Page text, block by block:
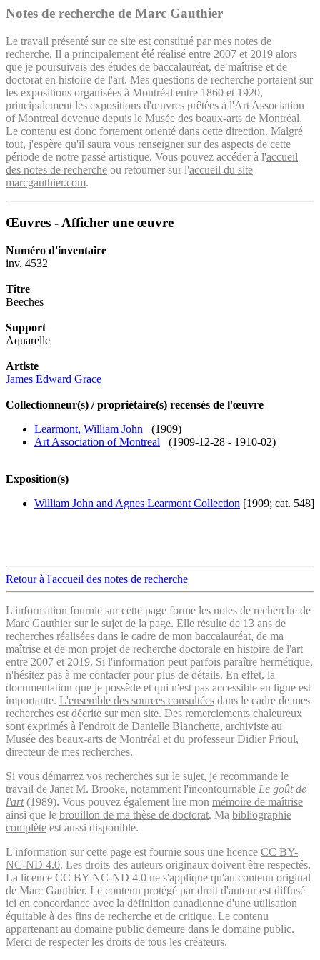
Notes de recherche de Marc Gauthier
Le travail présenté sur ce site est constitué par mes notes de
recherche. Il a principalement été réalisé entre 2007 et 2019 alors
que je poursuivais des études de baccalauréat, de maîtrise et de
doctorat en histoire de l'art. Mes questions de recherche portaient sur
les expositions organisées à Montréal entre 1860 et 1920,
principalement les expositions d'œuvres prêtées à l'Art Association
of Montreal devenue depuis le Musée des beaux-arts de Montréal.
Le contenu est donc fortement orienté dans cette direction. Malgré
tout, j'espère qu'il saura vous renseigner sur des aspects de cette
période de notre passé artistique. Vous pouvez accéder à l'accueil
des notes de recherche ou retourner sur l'accueil du site
marcgauthier.com.
Œuvres - Afficher une œuvre
Numéro d'inventaire
inv. 4532
Titre
Beeches
Support
Aquarelle
Artiste
James Edward Grace
Collectionneur(s) / propriétaire(s) recensés de l'œuvre
Learmont, William John (1909)
Art Association of Montreal (1909-12-28 - 1910-02)
Exposition(s)
William John and Agnes Learmont Collection [1909; cat. 548]
Retour à l'accueil des notes de recherche
L'information fournie sur cette page forme les notes de recherche de
Marc Gauthier sur le sujet de la page. Elle résulte de 13 ans de
recherches réalisées dans le cadre de mon baccalauréat, de ma
maîtrise et de mon projet de recherche doctorale en histoire de l'art
entre 2007 et 2019. Si l'information peut parfois paraître hermétique,
n'hésitez pas à me contacter pour plus de détails. En effet, la
documentation que je possède et qui n'est pas accessible en ligne est
importante. L'ensemble des sources consultées dans le cadre de mes
recherches est décrite sur mon site. Des remerciements chaleureux
sont exprimés à l'endroit de Danielle Blanchette, archiviste au
Musée des beaux-arts de Montréal et du professeur Didier Prioul,
directeur de mes recherches.
Si vous démarrez vos recherches sur le sujet, je recommande le
travail de Janet M. Brooke, notamment l'incontournable Le goût de
l'art(1989). Vous pouvez également lire mon mémoire de maîtrise
ainsi que le brouillon de ma thèse de doctorat. Ma bibliographie
complète est aussi disponible.
L'information sur cette page est fournie sous une licence CC BY-
NC-ND 4.0. Les droits des auteurs originaux doivent être respectés.
La licence CC BY-NC-ND 4.0 ne s'applique qu'au contenu original
de Marc Gauthier. Le contenu protégé par droit d'auteur est diffusé
ici en concordance avec la définition canadienne d'une utilisation
équitable à des fins de recherche et de critique. Le contenu
appartenant au domaine public demeure dans le domaine public.
Merci de respecter les droits de tous les créateurs.